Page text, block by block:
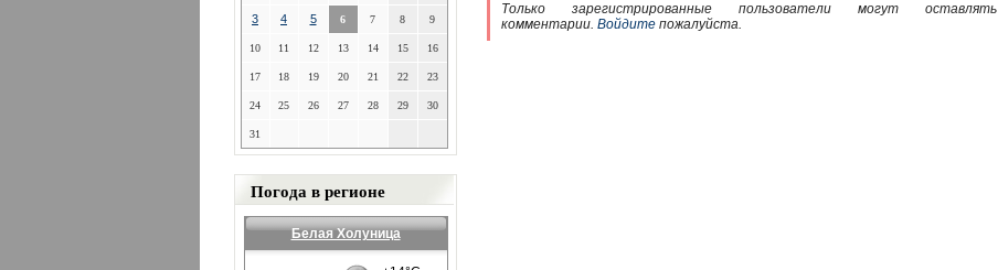
3 4 5 6 7 8 9
10 11 12 13 14 15 16
17 18 19 20 21 22 23
24 25 26 27 28 29 30
31
Погода в регионе
Белая Холуница
Только зарегистрированные пользователи могут оставлять
комментарии. Войдитепожалуйста.